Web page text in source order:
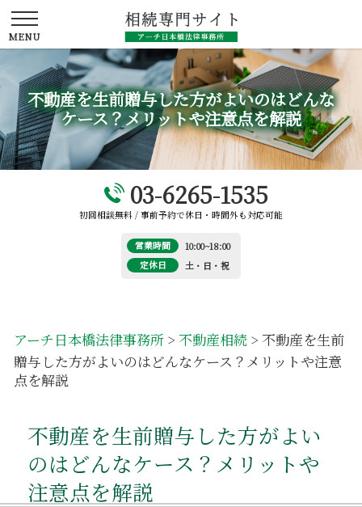
不動産を生前贈与した方がよいのはどんな
ケース？メリットや注意点を解説
03-6265-1535
初回相談無料 / 事前予約で休日・時間外も対応可能
営業時間
10:00~18:00
定休日
土・日・祝
アーチ日本橋法律事務所 > 不動産相続 > 不動産を生前
贈与した方がよいのはどんなケース？メリットや注意
点を解説
不動産を生前贈与した方がよい
のはどんなケース？メリットや
注意点を解説